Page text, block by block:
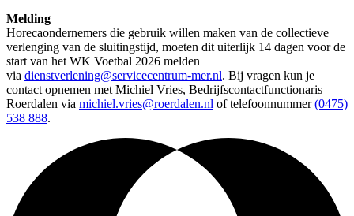
Melding
Horecaondernemers die gebruik willen maken van de collectieve
verlenging van de sluitingstijd, moeten dit uiterlijk 14 dagen voor de
start van het WK Voetbal 2026 melden
via dienstverlening@servicecentrum-mer.nl. Bij vragen kun je
contact opnemen met Michiel Vries, Bedrijfscontactfunctionaris
Roerdalen via michiel.vries@roerdalen.nl of telefoonnummer(0475)
538 888.